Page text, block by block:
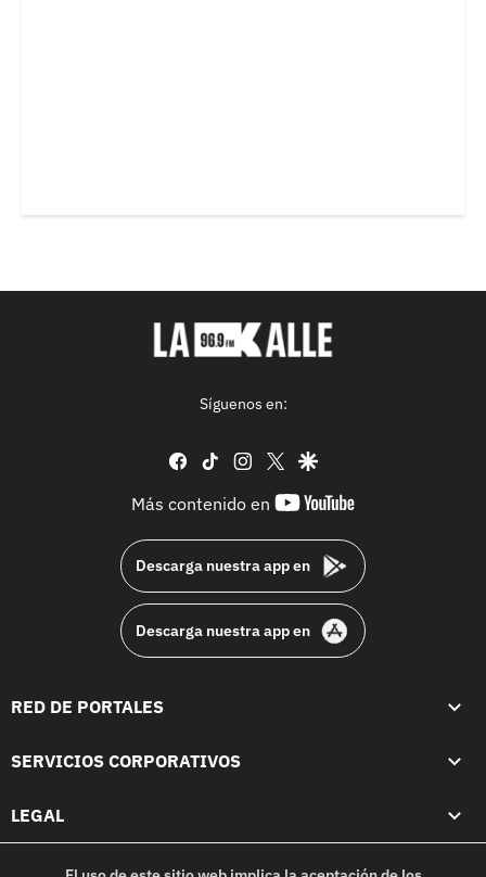
Síguenos en:
facebook
tiktok instagram
twittergoogle
Más contenido en
youtube-
Descarga nuestra app en
Descarga nuestra app en
RED DE PORTALES
SERVICIOS CORPORATIVOS
LEGAL